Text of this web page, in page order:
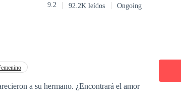
cuáles son sus prioridades. Él protegerá
9.2 92.2K leídos Ongoing
a su hermano. ¿Encontrará el amor